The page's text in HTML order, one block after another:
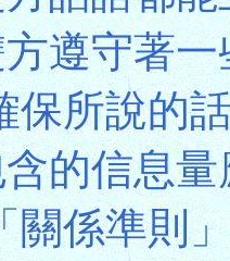
遵守著
保所說的
的信息
關係準則